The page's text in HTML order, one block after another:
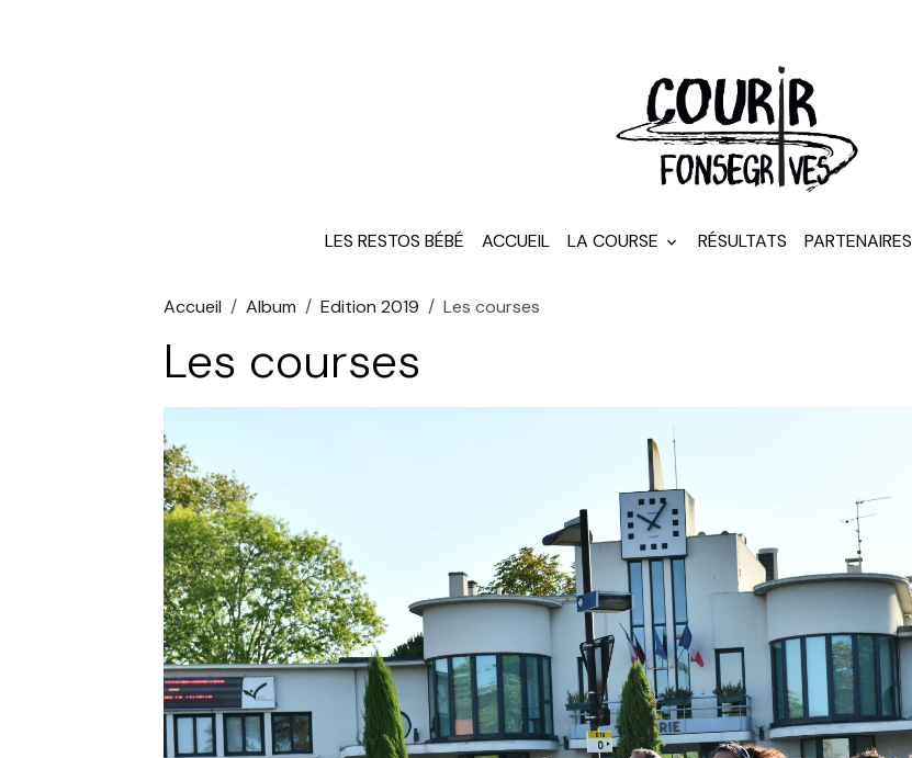
LES RESTOS BÉBÉ ACCUEIL LA COURSE RÉSULTATS PARTENAIRES
Accueil Album Edition 2019 Les courses
Les courses